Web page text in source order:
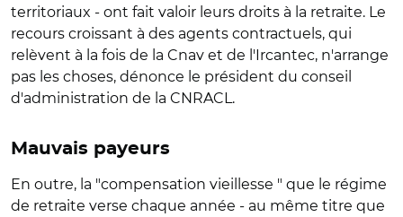
territoriaux - ont fait valoir leurs droits à la retraite. Le
recours croissant à des agents contractuels, qui
relèvent à la fois de la Cnav et de l'Ircantec, n'arrange
pas les choses, dénonce le président du conseil
d'administration de la CNRACL.
Mauvais payeurs
En outre, la "compensation vieillesse " que le régime
de retraite verse chaque année - au même titre que